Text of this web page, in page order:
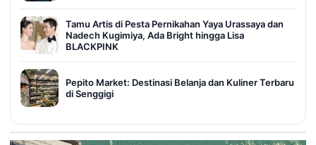
Tamu Artis di Pesta Pernikahan Yaya Urassaya dan
Nadech Kugimiya, Ada Bright hingga Lisa
BLACKPINK
Pepito Market: Destinasi Belanja dan Kuliner Terbaru
di Senggigi